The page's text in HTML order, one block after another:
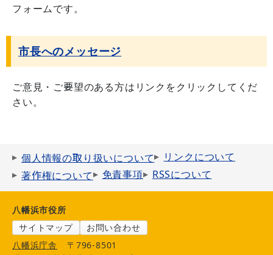
フォームです。
市長へのメッセージ
ご意見・ご要望のある方はリンクをクリックしてくだ
さい。
個人情報の取り扱いについて
リンクについて
著作権について
免責事項 RSSについて
八幡浜市役所
サイトマップ
お問い合わせ
八幡浜庁舎
〒796-8501